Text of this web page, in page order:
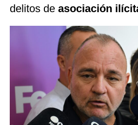
delitos de asociación